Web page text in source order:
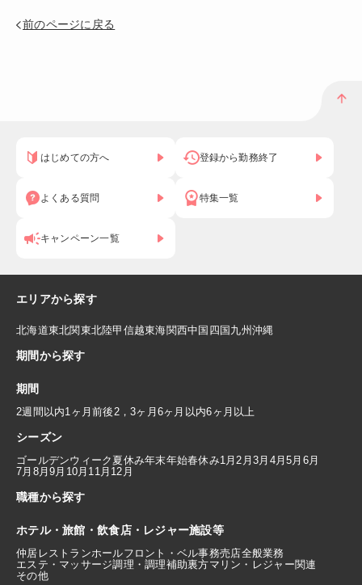
前のページに戻る
はじめての方へ 登録から勤務終了
よくある質問 特集一覧
キャンペーン一覧
エリアから探す
北海道東北関東北陸甲信越東海関西中国 四国九州沖縄
期間から探す
期間
2週間以内1ヶ月前後 2，3ヶ月 6ヶ月以内6ヶ月以上
シーズン
ゴールデンウィーク 夏休み年末年始春休み1月 2月3月 4月5月 6月
7月 8月9月 10月 11月 12月
職種から探す
ホテル・旅館・飲食店・レジャー施設等
仲居 レストランホールフロント・ベル事務売店全般業務
エステ・マッサージ調理・調理補助裏方マリン・レジャー関連
その他